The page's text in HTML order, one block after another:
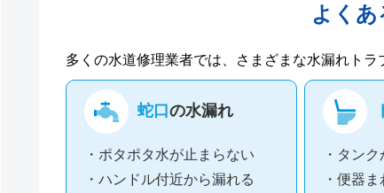
よくあ
多くの水道修理業者では、さまざまな水漏れト
蛇口 の水漏れ
・ポタポタ水が止まらない
・ハンドル付近から漏れる
・タン
・便器